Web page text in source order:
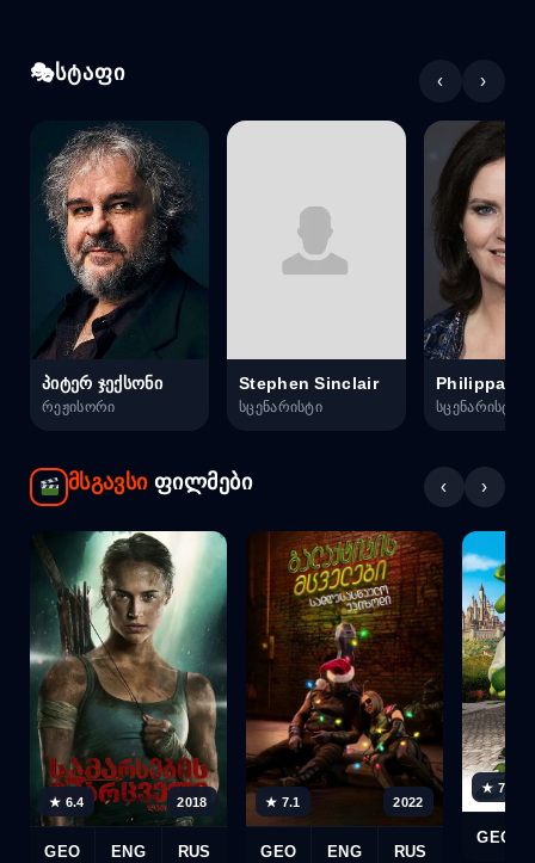
სტაფი ‹ ›
პიტერ ჯექსონი
რეჟისორი
Stephen Sinclair
სცენარისტი
Philippa
სცენარისტი
მსგავსიფილმები ‹ ›
★ 6.4 2018
GEO ENG RUS
★ 7.1 2022
GEO ENG RUS
★ 7.3
GEO